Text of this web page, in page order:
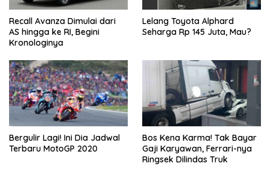
Recall Avanza Dimulai dari
AS hingga ke RI, Begini
Kronologinya
Lelang Toyota Alphard
Seharga Rp 145 Juta, Mau?
Bergulir Lagi! Ini Dia Jadwal
Terbaru MotoGP 2020
Bos Kena Karma! Tak Bayar
Gaji Karyawan, Ferrari-nya
Ringsek Dilindas Truk